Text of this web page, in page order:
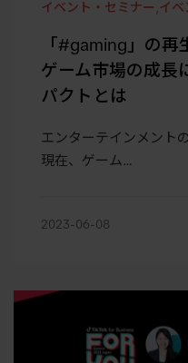
イベント・セミナー , イベ
「#gaming」の再
ゲーム市場の成長
パクトとは
エンターテインメント
現在、ゲーム…
2023-06-08